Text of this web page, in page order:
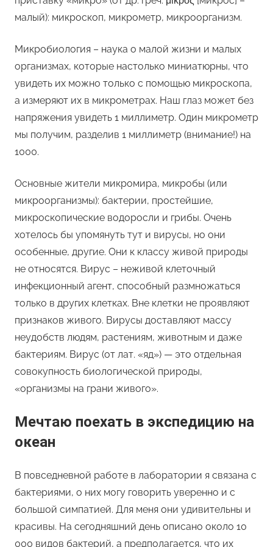
малый): микроскоп, микрометр, микроорганизм.
Микробиология – наука о малой жизни и малых
организмах, которые настолько миниатюрны, что
увидеть их можно только с помощью микроскопа,
а измеряют их в микрометрах. Наш глаз может без
напряжения увидеть 1 миллиметр. Один микрометр
мы получим, разделив 1 миллиметр (внимание!) на
1000.
Основные жители микромира, микробы (или
микроорганизмы): бактерии, простейшие,
микроскопические водоросли и грибы. Очень
хотелось бы упомянуть тут и вирусы, но они
особенные, другие. Они к классу живой природы
не относятся. Вирус – неживой клеточный
инфекционный агент, способный размножаться
только в других клетках. Вне клетки не проявляют
признаков живого. Вирусы доставляют массу
неудобств людям, растениям, животным и даже
бактериям. Вирус (от лат. «яд») — это отдельная
совокупность биологической природы,
«организмы на грани живого».
Мечтаю поехать в экспедицию на
океан
В повседневной работе в лаборатории я связана с
бактериями, о них могу говорить уверенно и с
большой симпатией. Для меня они удивительны и
красивы. На сегодняшний день описано около 10
000 видов бактерий, а предполагается, что их